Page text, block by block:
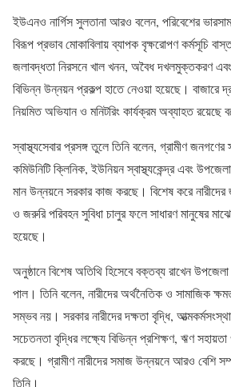
ইউএনও নার্গিস সুলতানা আরও বলেন, পরিবেশের
বিরূপ প্রভাব মোকাবিলায় ব্যাপক বৃক্ষরোপণ কর্মসূচি
জলাবদ্ধতা নিরসনে খাল খনন, অবৈধ দখলমুক্তকরণ
বিভিন্ন উন্নয়ন প্রকল্প হাতে নেওয়া হয়েছে। বাজারে
নিয়মিত অভিযান ও মনিটরিং কার্যক্রম অব্যাহত রয়েছে
স্বাস্থ্যসেবার প্রসঙ্গ তুলে তিনি বলেন, গ্রামীণ জনগণের
কমিউনিটি ক্লিনিক, ইউনিয়ন স্বাস্থ্যকেন্দ্র এবং
মান উন্নয়নে সরকার কাজ করছে। বিশেষ করে নারীদের
ও জরুরি পরিবহন সুবিধা চালুর ফলে সাধারণ মানুষের
হয়েছে।
অনুষ্ঠানে বিশেষ অতিথি হিসেবে বক্তব্য রাখেন উপজেলা
পাল। তিনি বলেন, নারীদের অর্থনৈতিক ও সামাজিক
সম্ভব নয়। সরকার নারীদের দক্ষতা বৃদ্ধি,
সচেতনতা বৃদ্ধির লক্ষ্যে বিভিন্ন প্রশিক্ষণ, ঋণ
করছে। গ্রামীণ নারীদের সমাজ উন্নয়নে আরও বেশি
তিনি।